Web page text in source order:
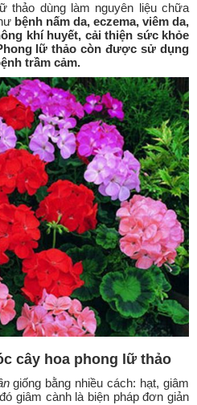
thảo dùng làm nguyên liệu chữa
bệnh nấm da, eczema, viêm da,
khí huyết, cải thiện sức khỏe
lữ thảo còn được sử dụng
trầm cảm.
cây hoa phong lữ thảo
giống bằng nhiều cách: hạt, giâm
giâm cành là biện pháp đơn giản